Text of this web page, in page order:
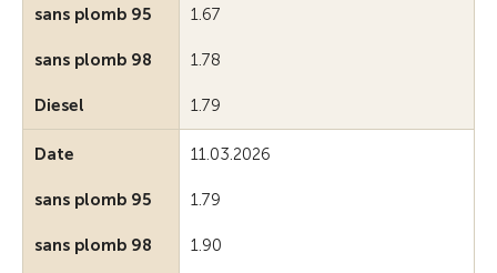
sans plomb 95 1.67
sans plomb 98 1.78
Diesel 1.79
Date 11.03.2026
sans plomb 95 1.79
sans plomb 98 1.90